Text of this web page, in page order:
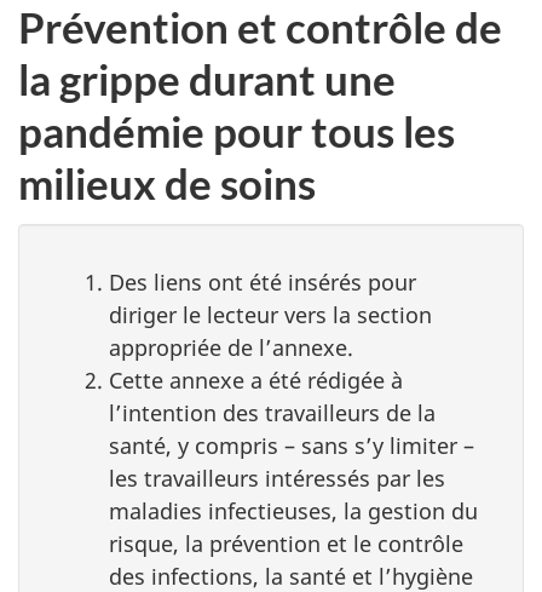
Prévention et contrôle de
la grippe durant une
pandémie pour tous les
milieux de soins
Des liens ont été insérés pour
diriger le lecteur vers la section
appropriée de l’annexe.
Cette annexe a été rédigée à
l’intention des travailleurs de la
santé, y compris – sans s’y limiter –
les travailleurs intéressés par les
maladies infectieuses, la gestion du
risque, la prévention et le contrôle
des infections, la santé et l’hygiène